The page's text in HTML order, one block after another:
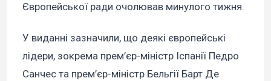
Європейської ради очолював минулого тижня.
У виданні зазначили, що деякі європейські
лідери, зокрема прем’єр-міністр Іспанії Педро
Санчес та прем’єр-міністр Бельгії Барт Де